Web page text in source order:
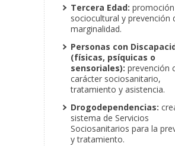
Tercera Edad: promoción
sociocultural y prevención
marginalidad.
Personas con
(físicas, psíquicas o
sensoriales): prevención
carácter sociosanitario,
tratamiento y asistencia.
Drogodependencias:
sistema de Servicios
Sociosanitarios para la
y tratamiento.